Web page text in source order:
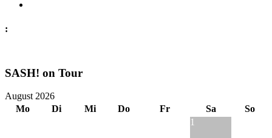
:
SASH! on Tour
August 2026
Mo
Di Mi Do Fr Sa
So
1